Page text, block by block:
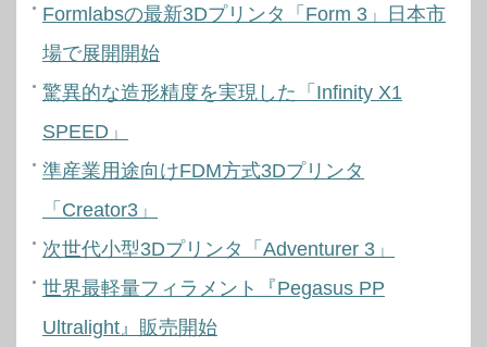
Formlabsの最新3Dプリンタ「Form 3」日本市
場で展開開始
驚異的な造形精度を実現した「Infinity X1
SPEED」
準産業用途向けFDM方式3Dプリンタ
「Creator3」
次世代小型3Dプリンタ「Adventurer 3」
世界最軽量フィラメント『Pegasus PP
Ultralight』販売開始